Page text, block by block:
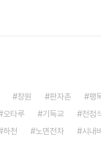
창원 판자촌 팽
오타루 기독교 전점
하천 노면전차 시내